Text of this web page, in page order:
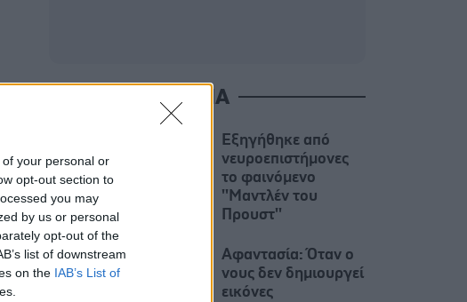
your personal or
opt-out section to
you may
by us or personal
opt-out of the
list of downstream
on the IAB’s List of
ΔΙΑΒΑΣΤΕ ΑΚΟΜΑ
Εξηγήθηκε από
νευροεπιστήμονες
το φαινόμενο
''Μαντλέν του
Προυστ''
Αφαντασία: Όταν ο
νους δεν δημιουργεί
εικόνες